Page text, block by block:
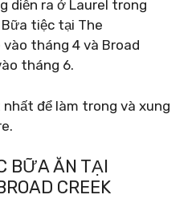
diễn ra ở Laurel trong
tiệc tại The
tháng 4 và Broad
tháng 6.
để làm trong và xung
BỮA ĂN TẠI
CREEK